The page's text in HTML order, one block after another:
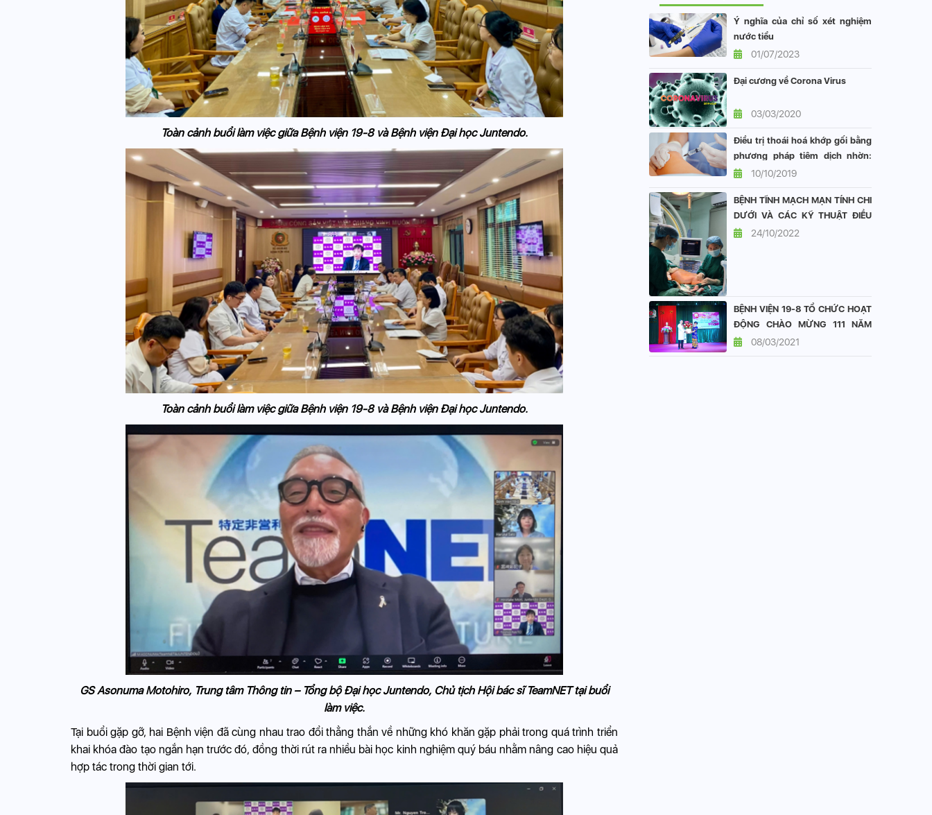
Toàn cảnh buổi làm việc giữa Bệnh viện 19-8 và Bệnh viện Đại học Juntendo.
Toàn cảnh buổi làm việc giữa Bệnh viện 19-8 và Bệnh viện Đại học Juntendo.
GS Asonuma Motohiro, Trung tâm Thông tin – Tổng bộ Đại học Juntendo, Chủ tịch Hội bác sĩ TeamNET tại buổi
làm việc.
Tại buổi gặp gỡ, hai Bệnh viện đã cùng nhau trao đổi thẳng thắn về những khó khăn gặp phải trong quá trình triển
khai khóa đào tạo ngắn hạn trước đó, đồng thời rút ra nhiều bài học kinh nghiệm quý báu nhằm nâng cao hiệu quả
hợp tác trong thời gian tới.
Ý nghĩa của chỉ số xét nghiệm
nước tiểu
01/07/2023
Đại cương về Corona Virus
03/03/2020
Điều trị thoái hoá khớp gối bằng
phương pháp tiêm dịch nhờn:
vai trò và hiệu quả
10/10/2019
BỆNH TĨNH MẠCH MẠN TÍNH CHI
DƯỚI VÀ CÁC KỸ THUẬT ĐIỀU
TRỊ TẠI KHOA TIM MẠCH BỆNH
24/10/2022
BỆNH VIỆN 19-8 TỔ CHỨC HOẠT
ĐỘNG CHÀO MỪNG 111 NĂM
QUỐC TẾ PHỤ NỮ 8/3
08/03/2021